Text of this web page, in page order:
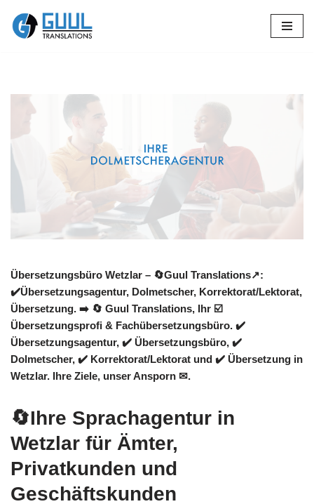
Zum
Übersetzungsbüro Wetzlar – 🔄Guul Translations↗️:
✔️Übersetzungsagentur, Dolmetscher, Korrektorat/Lektorat,
Übersetzung. ➡️ 🔄 Guul Translations, Ihr ☑️
Übersetzungsprofi & Fachübersetzungsbüro. ✔️
Übersetzungsagentur, ✔️ Übersetzungsbüro, ✔️
Dolmetscher, ✔️ Korrektorat/Lektorat und ✔️ Übersetzung in
Wetzlar. Ihre Ziele, unser Ansporn ✉.
🔄Ihre Sprachagentur in
Wetzlar für Ämter,
Privatkunden und
Geschäftskunden